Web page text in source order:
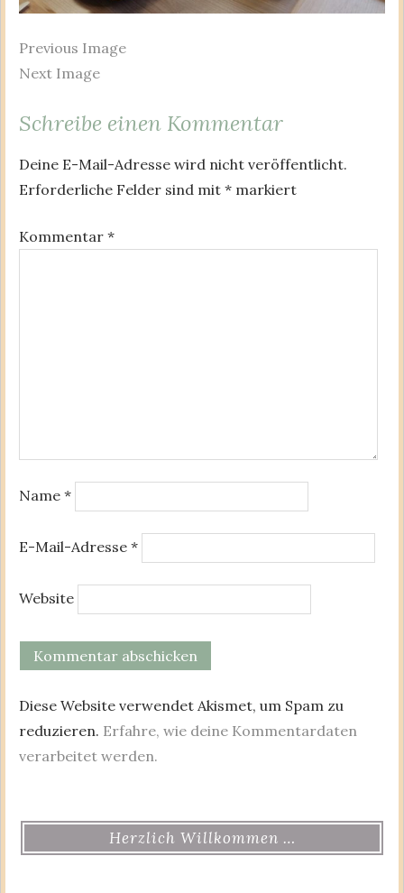
Previous Image
Next Image
Schreibe einen Kommentar
Deine E-Mail-Adresse wird nicht veröffentlicht.
Erforderliche Felder sind mit * markiert
Kommentar *
Name *
E-Mail-Adresse *
Website
Diese Website verwendet Akismet, um Spam zu
reduzieren. Erfahre, wie deine Kommentardaten
verarbeitet werden.
Herzlich Willkommen …